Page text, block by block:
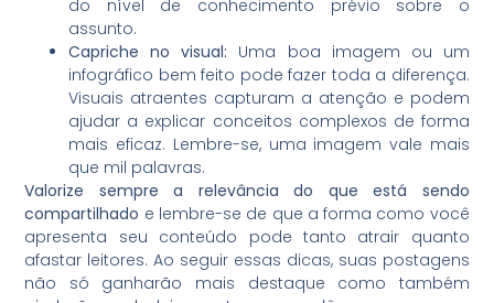
do nível de conhecimento prévio sobre o
assunto.
Capriche no visual: Uma boa imagem ou um
infográfico bem feito pode fazer toda a diferença.
Visuais atraentes capturam a atenção e podem
ajudar a explicar conceitos complexos de forma
mais eficaz. Lembre-se, uma imagem vale mais
que mil palavras.
Valorize sempre a relevância do que está sendo
compartilhado e lembre-se de que a forma como você
apresenta seu conteúdo pode tanto atrair quanto
afastar leitores. Ao seguir essas dicas, suas postagens
não só ganharão mais destaque como também